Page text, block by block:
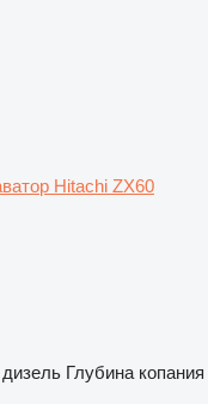
Hitachi ZX60
дизель Глубина копания